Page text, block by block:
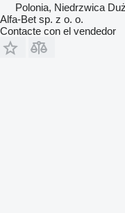
Polonia, Niedrzwica
Alfa-Bet sp. z o. o.
Contacte con el vendedor